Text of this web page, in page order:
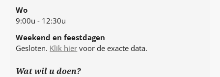
Wo
9:00u - 12:30u
Weekend en feestdagen
Gesloten. Klik hier voor de exacte data.
Wat wil u doen?